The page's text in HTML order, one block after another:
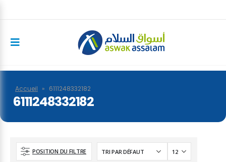
Accueil » 6111248332182
6111248332182
POSITION DU FILTRE